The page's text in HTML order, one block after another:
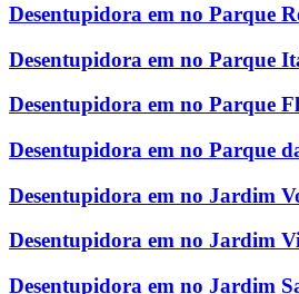
Desentupidora em no Parque
Desentupidora em no Parque
Desentupidora em no Parque
Desentupidora em no Parque
Desentupidora em no Jardim
Desentupidora em no Jardim
Desentupidora em no Jardim